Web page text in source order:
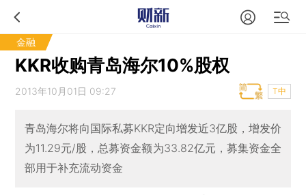
金融
KKR收购青岛海尔10%股权
2013年10月01日 09:27 T中
青岛海尔将向国际私募KKR定向增发近3亿股，增发价
为11.29元/股，总募资金额为33.82亿元，募集资金全
部用于补充流动资金